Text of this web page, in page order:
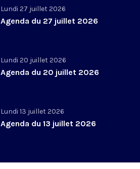
Lundi 27 juillet 2026
Agenda du 27 juillet 2026
Lundi 20 juillet 2026
Agenda du 20 juillet 2026
Lundi 13 juillet 2026
Agenda du 13 juillet 2026